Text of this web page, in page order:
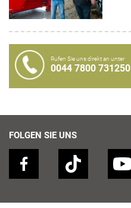
Rufen Sie uns direkt an unter
0044 7800 731250
FOLGEN SIE UNS